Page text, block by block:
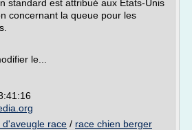
standard est attribué aux États-Unis
concernant la queue pour les
le...
d'aveugle race / race chien berger